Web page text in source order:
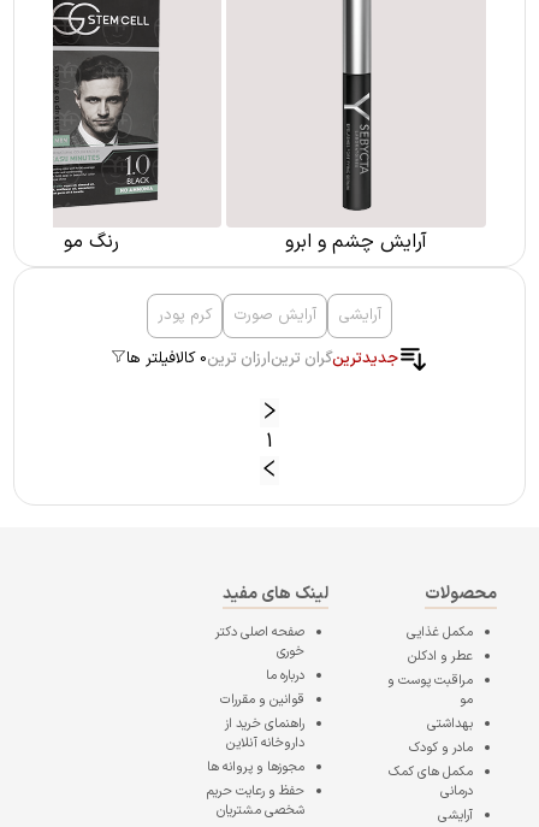
آرایش چشم و ابرو رنگ مو
آرایشی آرایش صورت
کرم پودر
جدیدترینگران ترینارزان ترین0 کالا فیلتر ها
1
محصولات
مکمل غذایی
عطر و ادکلن
مراقبت پوست و
مو
بهداشتی
مادر و کودک
مکمل های کمک
درمانی
آرایشی
لینک های مفید
صفحه اصلیدکتر
خوری
درباره ما
قوانین و مقررات
راهنمای خرید از
داروخانه آنلاین
مجوزها و پروانه ها
حفظ و رعایت حریم
شخصی مشتریان